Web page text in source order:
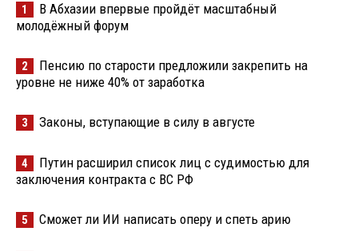
1
В Абхазии впервые пройдёт масштабный
молодёжный форум
2
Пенсию по старости предложили закрепить на
уровне не ниже 40% от заработка
3 Законы, вступающие в силу в августе
4
Путин расширил список лиц с судимостью для
заключения контракта с ВС РФ
5 Сможет ли ИИ написать оперу и спеть арию